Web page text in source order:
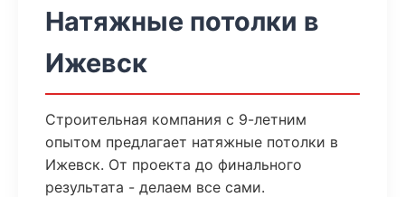
Натяжные потолки в
Ижевск
Строительная компания с 9-летним
опытом предлагает натяжные потолки в
Ижевск. От проекта до финального
результата - делаем все сами.